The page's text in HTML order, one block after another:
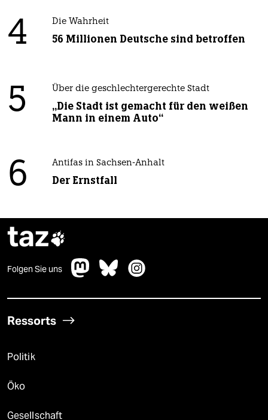
4 Die Wahrheit
56 Millionen Deutsche sind betroffen
5 Über die geschlechtergerechte Stadt
„Die Stadt ist gemacht für den weißen
Mann in einem Auto“
6 Antifas in Sachsen-Anhalt
Der Ernstfall
taz
Folgen Sie uns
Ressorts
Politik
Öko
Gesellschaft